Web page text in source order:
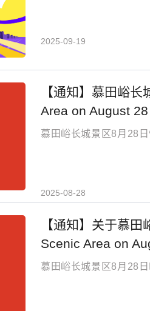
2025-09-19
【通知】慕田峪
Area on August 28
慕田峪长城景区8月28日
2025-08-28
【通知】关于慕
Scenic Area on
慕田峪长城景区8月28日